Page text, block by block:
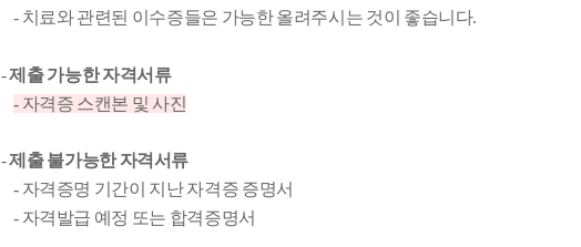
- 치료와 관련된 이수증들은 가능한 올려주시는 것이 좋습니다.
-제출 가능한 자격서류
- 자격증 스캔본 및 사진
-제출 불가능한 자격서류
- 자격증명 기간이 지난 자격증 증명서
- 자격발급 예정 또는 합격증명서